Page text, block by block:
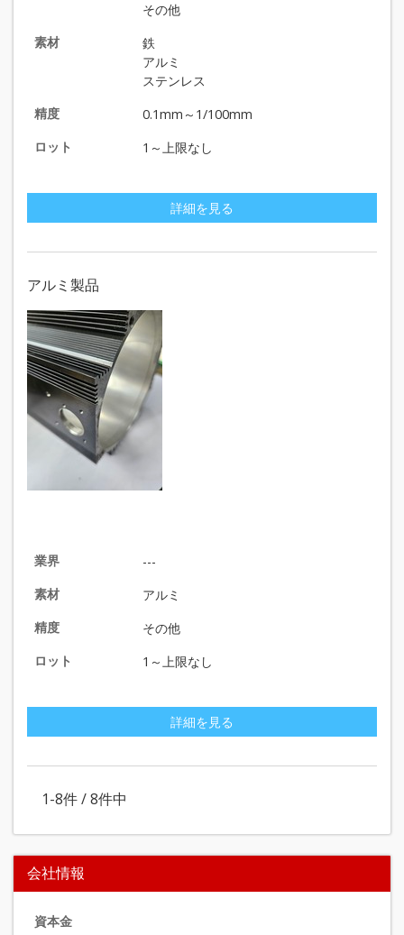
その他
素材
鉄
アルミ
ステンレス
精度
0.1mm～1/100mm
ロット
1～上限なし
詳細を見る
アルミ製品
業界
---
素材
アルミ
精度
その他
ロット
1～上限なし
詳細を見る
1-8件 /8件中
会社情報
資本金